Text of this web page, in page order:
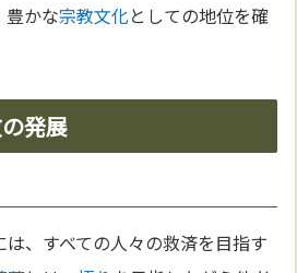
豊かな宗教文化としての地位を確
発展
は、すべての人々の救済を目指す